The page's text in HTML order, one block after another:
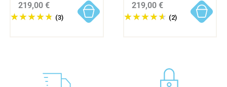
(3)
219,00 €
(2)
219,00 €